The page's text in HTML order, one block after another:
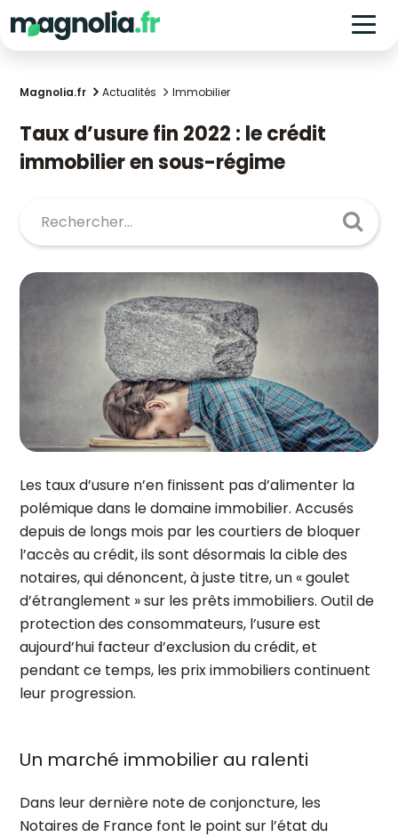
Magnolia.fr Actualités Immobilier
Taux d’usure fin 2022 : le crédit
immobilier en sous-régime
Les taux d’usure n’en finissent pas d’alimenter la
polémique dans le domaine immobilier. Accusés
depuis de longs mois par les courtiers de bloquer
l’accès au crédit, ils sont désormais la cible des
notaires, qui dénoncent, à juste titre, un « goulet
d’étranglement » sur les prêts immobiliers. Outil de
protection des consommateurs, l’usure est
aujourd’hui facteur d’exclusion du crédit, et
pendant ce temps, les prix immobiliers continuent
leur progression.
Un marché immobilier au ralenti
Dans leur dernière note de conjoncture, les
Notaires de France font le point sur l’état du